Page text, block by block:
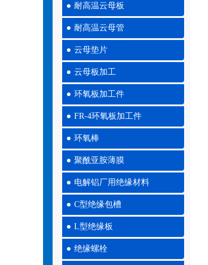
耐高温云母板
耐高温云母管
云母垫片
云母板加工
环氧板加工件
FR-4环氧板加工件
环氧棒
聚酰亚胺薄膜
电解铝厂用绝缘材料
C型绝缘包槽
L型绝缘板
绝缘螺栓